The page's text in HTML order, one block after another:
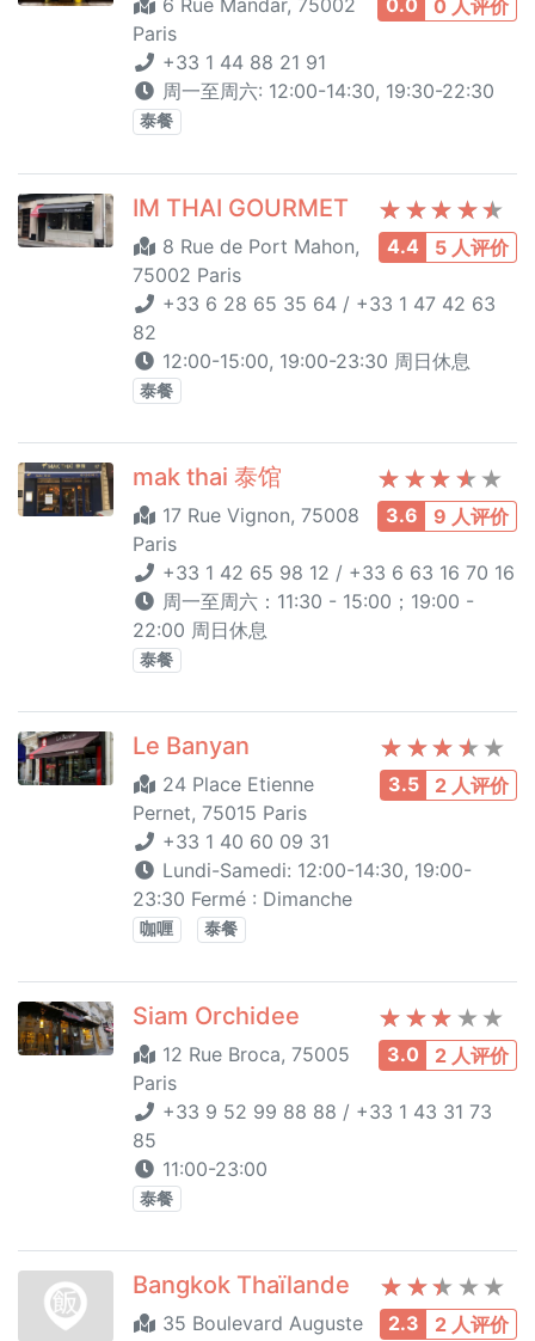
0.0 0 人评价
6 Rue Mandar, 75002
Paris
+33 1 44 88 21 91
周一至周六: 12:00-14:30, 19:30-22:30
泰餐
4.4 5 人评价
IM THAI GOURMET
8 Rue de Port Mahon,
75002 Paris
+33 6 28 65 35 64 / +33 1 47 42 63
82
12:00-15:00, 19:00-23:30 周日休息
泰餐
3.6 9 人评价
mak thai 泰馆
17 Rue Vignon, 75008
Paris
+33 1 42 65 98 12 / +33 6 63 16 70 16
周一至周六：11:30 - 15:00；19:00 -
22:00 周日休息
泰餐
3.5 2 人评价
Le Banyan
24 Place Etienne
Pernet, 75015 Paris
+33 1 40 60 09 31
Lundi-Samedi: 12:00-14:30, 19:00-
23:30 Fermé : Dimanche
咖喱 泰餐
3.0 2 人评价
Siam Orchidee
12 Rue Broca, 75005
Paris
+33 9 52 99 88 88 / +33 1 43 31 73
85
11:00-23:00
泰餐
2.3 2 人评价
Bangkok Thaïlande
35 Boulevard Auguste